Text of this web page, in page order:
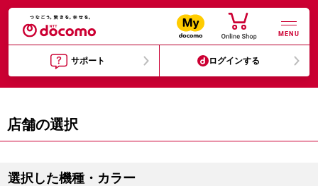
MENU
サポート ログインする
店舗の選択
選択した機種・カラー